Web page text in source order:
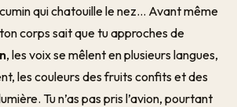
qui chatouille le nez… Avant même
corps sait que tu approches de
, les voix se mêlent en plusieurs langues,
les couleurs des fruits confits et des
Tu n’as pas pris l’avion, pourtant